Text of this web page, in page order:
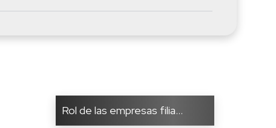
Rol de las empresas filia...